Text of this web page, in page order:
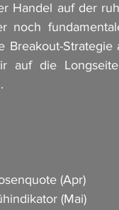
Handel auf der
noch
auf die
Frühindikator